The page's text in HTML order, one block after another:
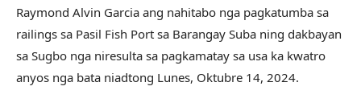
Raymond Alvin Garcia ang nahitabo nga pagkatumba sa
railings sa Pasil Fish Port sa Barangay Suba ning dakbayan
sa Sugbo nga niresulta sa pagkamatay sa usa ka kwatro
anyos nga bata niadtong Lunes, Oktubre 14, 2024.